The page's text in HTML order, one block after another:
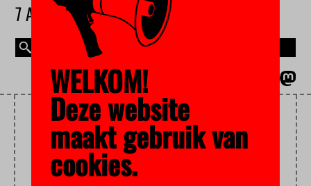
7 AUGUSTUS 2026
ZESJESSTUDENT
WELKOM!
Deze website
maakt gebruik van
cookies.